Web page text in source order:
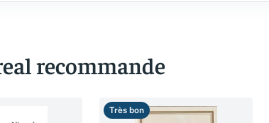
recommande
Très bon